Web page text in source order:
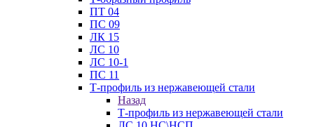
ПТ 04
ПС 09
ЛК 15
ЛС 10
ЛС 10-1
ПС 11
Т-профиль из нержавеющей стали
Назад
Т-профиль из нержавеющей стали